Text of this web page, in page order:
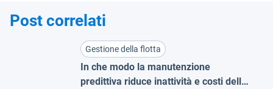
Post correlati
Gestione della flotta
In che modo la manutenzione
predittiva riduce inattività e costi delle